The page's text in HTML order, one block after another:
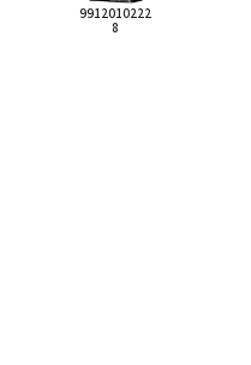
9912010222
8